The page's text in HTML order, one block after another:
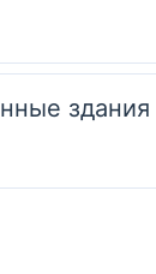
здания